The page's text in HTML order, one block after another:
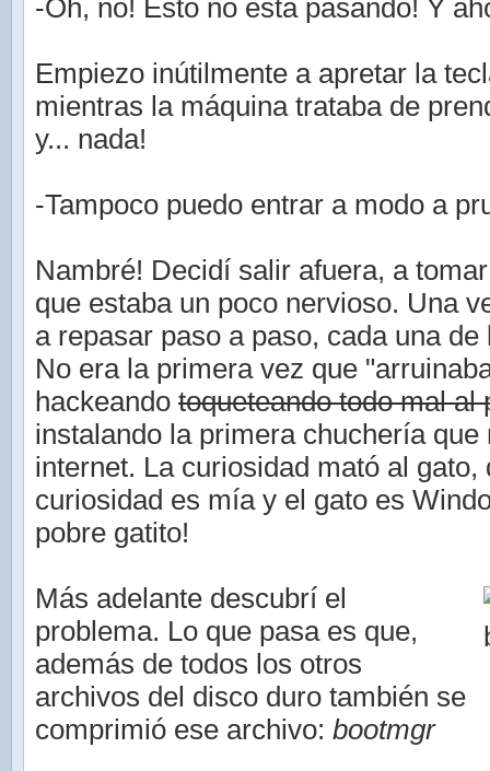
-Oh, no! Esto no está pasando! Y
Empiezo inútilmente a apretar la
mientras la máquina trataba de
y... nada!
-Tampoco puedo entrar a modo a
Nambré! Decidí salir afuera, a
que estaba un poco nervioso. Una
a repasar paso a paso, cada una
No era la primera vez que
hackeando toqueteando todo mal al
instalando la primera chuchería que
internet. La curiosidad mató al gato,
curiosidad es mía y el gato es
pobre gatito!
Más adelante descubrí el
problema. Lo que pasa es que,
además de todos los otros
archivos del disco duro también se
comprimió ese archivo: bootmgr